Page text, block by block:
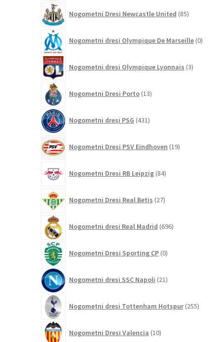
Nogometni Dresi Newcastle United 85izdelkov
Nogometni dresi Olympique De Marseille 0
Nogometni dresi Olympique Lyonnais 3izdelki
Nogometni Dresi Porto 13izdelkov
Nogometni dresi PSG 431izdelkov
Nogometni Dresi PSV Eindhoven 19izdelkov
Nogometni Dresi RB Leipzig 84izdelkov
Nogometni Dresi Real Betis 27izdelkov
Nogometni dresi Real Madrid 696izdelkov
Nogometni Dresi Sporting CP 0izdelkov
Nogometni dresi SSC Napoli 21izdelkov
Nogometni dresi Tottenham Hotspur 255
Nogometni Dresi Valencia 10izdelkov